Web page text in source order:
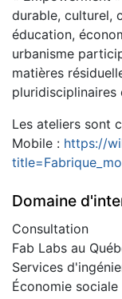
durable, culturel,
éducation,
urbanisme
matières
pluridisciplinaires
Les ateliers sont
Mobile : https://
Domaine
Consultation
Fab Labs au
Services
Économie sociale